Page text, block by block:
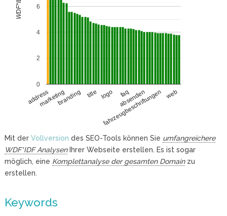
addressmarketingbranding title logo faq
absenden
fahrzeugbeschriftungen web
0
2
4
6
WDF*IDF
Mit der Vollversion des SEO-Tools können Sie umfangreichere
WDF*IDF AnalysenIhrer Webseite erstellen. Es ist sogar
möglich, eine Komplettanalyse der gesamten Domainzu
erstellen.
Keywords